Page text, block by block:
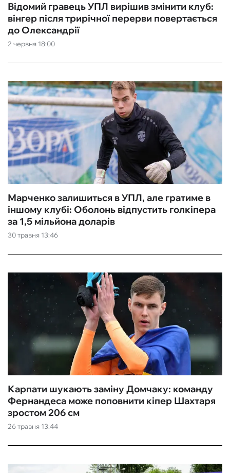
2 червня 18:00
Відомий гравець УПЛ вирішив змінити клуб:
вінгер після трирічної перерви повертається
до Олександрії
30 травня 13:46
Марченко залишиться в УПЛ, але гратиме в
іншому клубі: Оболонь відпустить голкіпера
за 1,5 мільйона доларів
26 травня 13:44
Карпати шукають заміну Домчаку: команду
Фернандеса може поповнити кіпер Шахтаря
зростом 206 см